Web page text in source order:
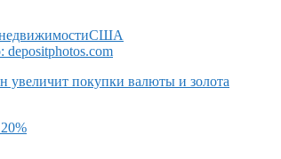
США
увеличит покупки валюты и золота